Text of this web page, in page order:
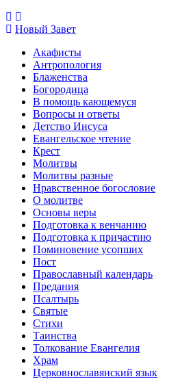
Новый Завет
Акафисты
Антропология
Блаженства
Богородица
В помощь кающемуся
Вопросы и ответы
Детство Иисуса
Евангельское чтение
Крест
Молитвы
Молитвы разные
Нравственное богословие
О молитве
Основы веры
Подготовка к венчанию
Подготовка к причастию
Поминовение усопших
Пост
Православный календарь
Предания
Псалтырь
Святые
Стихи
Таинства
Толкование Евангелия
Храм
Церковнославянский язык